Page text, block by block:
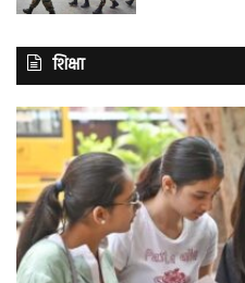
शिक्षा